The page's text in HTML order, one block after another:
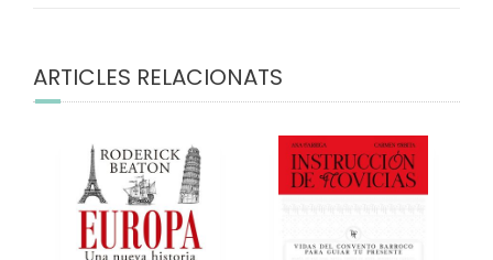
ARTICLES RELACIONATS